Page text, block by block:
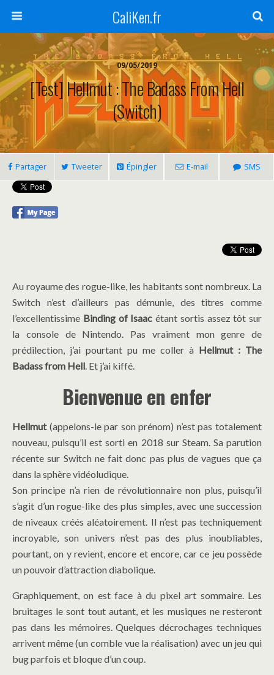
CaliKen.fr
09/05/2019
[Test] Hellmut : The Badass From Hell
(Switch)
Partager Tweeter Épingler E-mail SMS
Au royaume des rogue-like, les habitants sont nombreux. La
Switch n’est d’ailleurs pas démunie, des titres comme
l’excellentissime Binding of Isaac étant sortis assez tôt sur
la console de Nintendo. Pas vraiment mon genre de
prédilection, j’ai pourtant pu me coller à Hellmut : The
Badass from Hell. Et j’ai kiffé.
Bienvenue en enfer
Hellmut (appelons-le par son prénom) n’est pas totalement
nouveau, puisqu’il est sorti en 2018 sur Steam. Sa parution
récente sur Switch ne fait donc pas plus de vagues que ça
dans la sphère vidéoludique.
Son principe n’a rien de révolutionnaire non plus, puisqu’il
s’agit d’un rogue-like des plus simples, avec une succession
de niveaux créés aléatoirement. Il n’est pas techniquement
incroyable, son univers n’est pas des plus inoubliables,
pourtant, on y revient, encore et encore, car ce jeu possède
un pouvoir d’attraction diabolique.
Graphiquement, on est face à du pixel art sommaire. Les
bruitages le sont tout autant, et les musiques ne resteront
pas dans les mémoires. Quelques décrochages techniques
arrivent même (un comble vue la réalisation) avec un jeu qui
bug parfois et bloque d’un coup.